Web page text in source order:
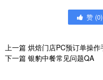
赞 (0)
上一篇 烘焙门店PC预订单操作
下一篇 银豹中餐常见问题QA